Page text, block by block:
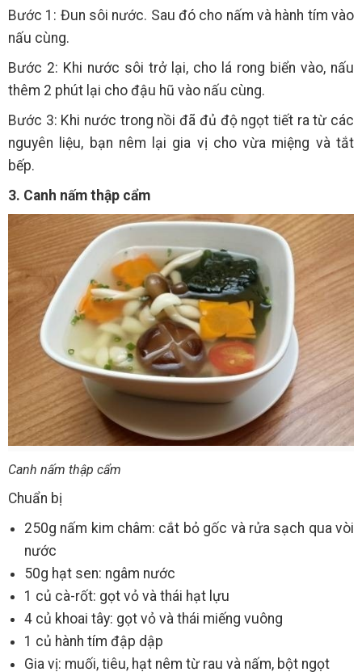
Bước 1: Đun sôi nước. Sau đó cho nấm và hành tím vào
nấu cùng.
Bước 2: Khi nước sôi trở lại, cho lá rong biển vào, nấu
thêm 2 phút lại cho đậu hũ vào nấu cùng.
Bước 3: Khi nước trong nồi đã đủ độ ngọt tiết ra từ các
nguyên liệu, bạn nêm lại gia vị cho vừa miệng và tắt
bếp.
3. Canh nấm thập cẩm
Canh nấm thập cẩm
Chuẩn bị
250g nấm kim châm: cắt bỏ gốc và rửa sạch qua vòi
nước
50g hạt sen: ngâm nước
1 củ cà-rốt: gọt vỏ và thái hạt lựu
4 củ khoai tây: gọt vỏ và thái miếng vuông
1 củ hành tím đập dập
Gia vị: muối, tiêu, hạt nêm từ rau và nấm, bột ngọt